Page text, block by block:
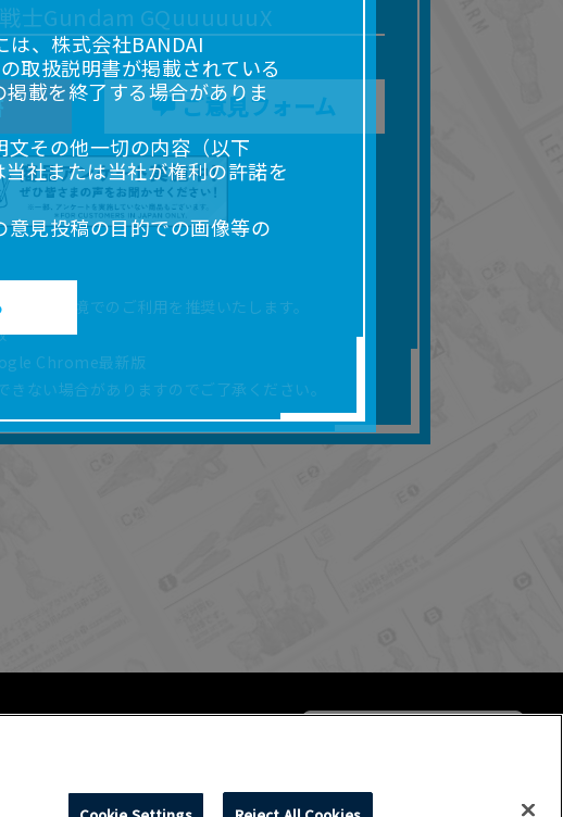
士Gundam GQuuuuuuX
ご意見フォーム
下の環境でのご利用を推奨いたします。
Chrome最新版
きない場合がありますのでご了承ください。
、株式会社BANDAI
取扱説明書が掲載されている
載を終了する場合がありま
その他一切の内容（以下
社または当社が権利の許諾を
見投稿の目的での画像等の
と異なる場合があります。
る場合があります。
全性を保証するものではあ
があります。
含みます。）等が生じたとし
あります。また当社は、本